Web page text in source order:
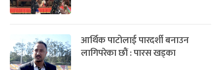
आर्थिक पाटोलाई पारदर्शी बनाउन
लागिपरेका छौं : पारस खड्का